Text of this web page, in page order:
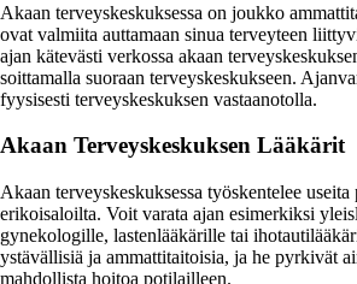
Akaan terveyskeskuksessa on joukko
ovat valmiita auttamaan sinua terveyteen
ajan kätevästi verkossa akaan
soittamalla suoraan terveyskeskukseen.
fyysisesti terveyskeskuksen vastaanotolla.
Akaan Terveyskeskuksen Lääkärit
Akaan terveyskeskuksessa työskentelee
erikoisaloilta. Voit varata ajan esimerkiksi
gynekologille, lastenlääkärille tai
ystävällisiä ja ammattitaitoisia, ja he pyrkivät
mahdollista hoitoa potilailleen.